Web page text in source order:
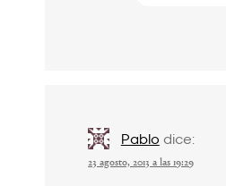
Pablo dice:
23 agosto, 2013 a las 19:29